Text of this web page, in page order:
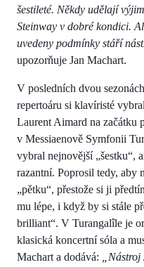
šestileté. Někdy udělají
Steinway v dobré kondici.
uvedeny podmínky stáří
upozorňuje Jan Machart.
V posledních dvou
repertoáru si klavíristé
Laurent Aimard na začátku
v Messiaenově Symfonii
vybral nejnovější „šestku“,
razantní. Poprosil tedy, aby
„pětku“, přestože si ji
mu lépe, i když by si stále
brilliant“. V Turangalîle je
klasická koncertní sóla a
Machart a dodává: